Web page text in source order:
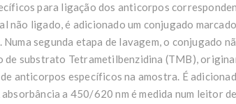
para ligação dos anticorpos
não ligado, é adicionado um conjugado
segunda etapa de lavagem, o conjugado
substrato Tetrametilbenzidina (TMB),
anticorpos específicos na amostra. É
a 450/620 nm é medida num leitor